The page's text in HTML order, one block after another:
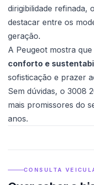
dirigibilidade refinada,
destacar entre os
geração.
A Peugeot mostra
conforto e
sofisticação e prazer
Sem dúvidas, o 3008
mais promissores do
anos.
CONSULTA